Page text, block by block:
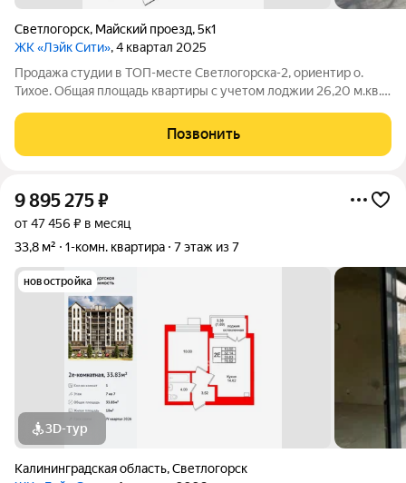
Светлогорск, Майский проезд,5к1
ЖК «Лэйк Сити», 4 квартал 2025
Продажа студии в ТОП-месте Светлогорска-2, ориентир о.
Тихое. Общая площадь квартиры с учетом лоджии 26,20 м.кв.,
Развитый район: новые современные детские площадки,
продуктовые магазины, пункты
Позвонить
9 895 275₽
от 47 456 ₽ в месяц
33,8 м²
1-комн. квартира 7 этаж из 7
новостройка
3D-тур
Калининградская область,Светлогорск